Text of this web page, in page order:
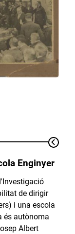
Enginyer
de dirigir
i una escola
és autònoma
Albert